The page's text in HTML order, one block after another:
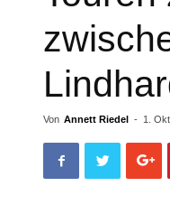
Von Annett Riedel - 1.